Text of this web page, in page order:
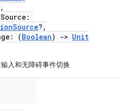
?,
(Boolean) -> Unit
入和无障碍事件切换